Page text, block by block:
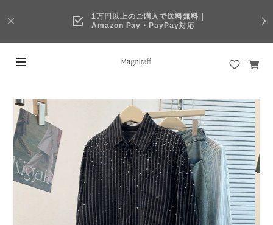
1万円以上のご購入で送料無料｜
Amazon Pay・PayPay対応